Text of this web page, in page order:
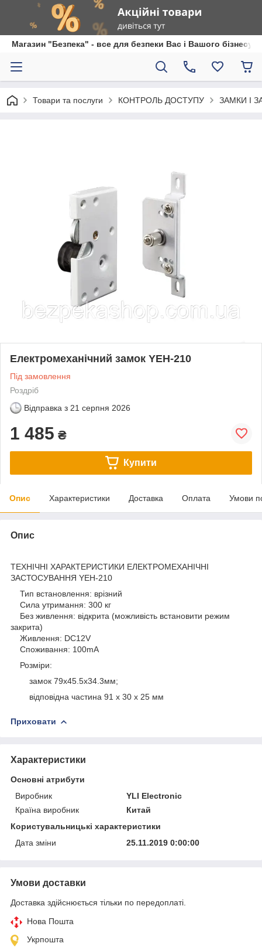
Магазин "Безпека" - все для безпеки Вас і Вашого бізнесу
Товари та послуги КОНТРОЛЬ ДОСТУПУ ЗАМКИ І
Електромеханічний замок YEH-210
Під замовлення
Роздріб
Відправка з 21 серпня 2026
1 485 ₴
Купити
Опис Характеристики Доставка Оплата Умови
Опис
ТЕХНІЧНІ ХАРАКТЕРИСТИКИ ЕЛЕКТРОМЕХАНІЧНІ
ЗАСТОСУВАННЯ YEH-210
Тип встановлення: врізний
Сила утримання: 300 кг
Без живлення: відкрита (можливість встановити режим
закрита)
Живлення: DC12V
Споживання: 100mA
Розміри:
замок 79х45.5х34.3мм;
відповідна частина 91 x 30 x 25 мм
Приховати
Характеристики
Основні атрибути
Виробник
YLI Electronic
Країна виробник
Китай
Користувальницькі характеристики
Дата зміни
25.11.2019 0:00:00
Умови доставки
Доставка здійснюється тільки по передоплаті.
Нова Пошта
Укрпошта